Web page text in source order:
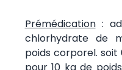
Prémédication:
chlorhydrate de
poids corporel. soit
pour 10 kg de